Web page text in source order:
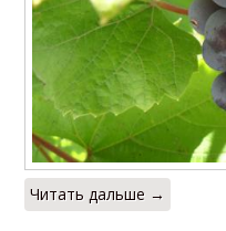
Читать дальше →